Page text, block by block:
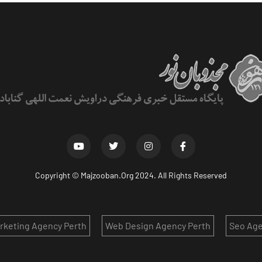
Copyright © Majzooban.Org2024. All Rights Reserved
Seo
Web Design Agency Perth
Agency Perth